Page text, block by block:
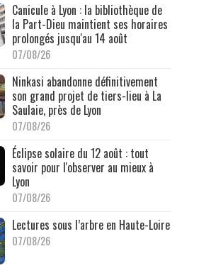
Canicule à Lyon : la bibliothèque de
la Part-Dieu maintient ses horaires
prolongés jusqu'au 14 août
07/08/26
Ninkasi abandonne définitivement
son grand projet de tiers-lieu à La
Saulaie, près de Lyon
07/08/26
Éclipse solaire du 12 août : tout
savoir pour l'observer au mieux à
Lyon
07/08/26
Lectures sous l’arbre en Haute-Loire
07/08/26